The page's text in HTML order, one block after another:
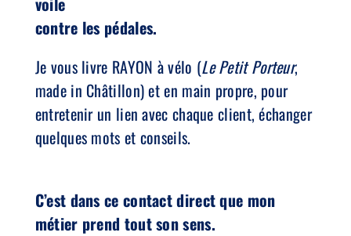
contre les pédales.
Je vous livre RAYON à vélo (Le Petit Porteur,
made in Châtillon) et en main propre, pour
entretenir un lien avec chaque client, échanger
quelques mots et conseils.
C’est dans ce contact direct que mon
métier prend tout son sens.